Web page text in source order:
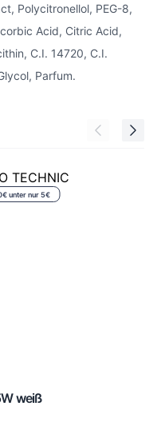
Polycitronellol, PEG-8,
Acid, Citric Acid,
C.I. 14720, C.I.
Parfum.
unter nur 5€
weiß